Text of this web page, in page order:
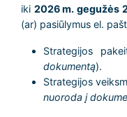
iki 2026 m. gegužės
(ar) pasiūlymus el.
Strategijos
dokumentą).
Strategijos
nuoroda į